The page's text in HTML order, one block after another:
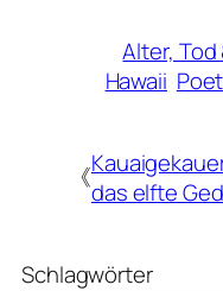
Alter,
Hawaii
《das elfte
Schlagwörter